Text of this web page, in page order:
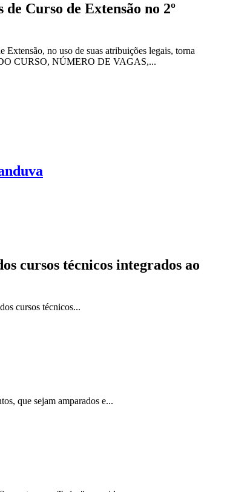
Curso de Extensão no 2º
no uso de suas atribuições legais, torna
DO CURSO, NÚMERO DE VAGAS,...
cursos técnicos integrados ao
cursos técnicos...
que sejam amparados e...